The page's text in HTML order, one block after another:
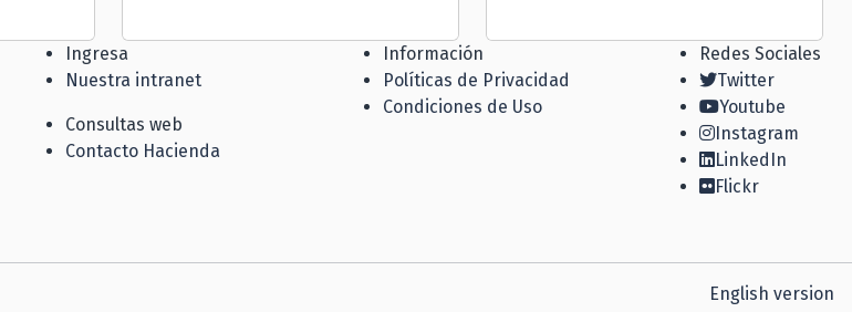
Ingresa
Nuestra intranet
Consultas web
Contacto Hacienda
Información
Políticas de Privacidad
Condiciones de Uso
Redes Sociales
Twitter
Youtube
Instagram
LinkedIn
Flickr
English version